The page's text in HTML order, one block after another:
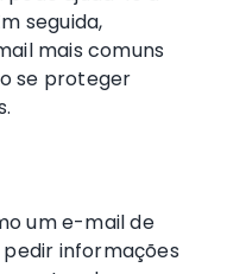
seguida,
mais comuns
se proteger
um e-mail de
informações